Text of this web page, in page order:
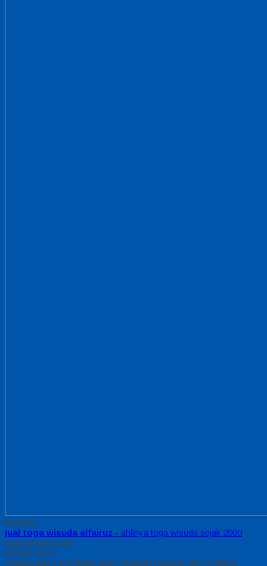
Sidebar
jual toga wisuda alfairuz - ahlinya toga wisuda sejak 2000
toga wisuda juara
Kontak Kami
Apabila ada yang ditanyakan, silahkan hubungi kami melalui